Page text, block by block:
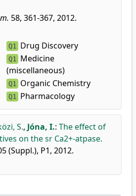
58, 361-367, 2012.
Q1 Drug Discovery
Q1 Medicine
(miscellaneous)
Q1 Organic Chemistry
Q1 Pharmacology
S., Jóna, I.: The effect of
on the sr Ca2+-atpase.
(Suppl.), P1, 2012.